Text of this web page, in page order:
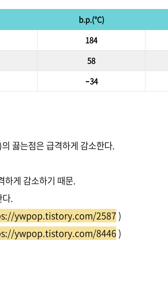
b.p.(℃)
184
58
–34
끓는점은 급격하게 감소한다.
하게 감소하기 때문.
.
ywpop.tistory.com/2587 )
ywpop.tistory.com/8446 )